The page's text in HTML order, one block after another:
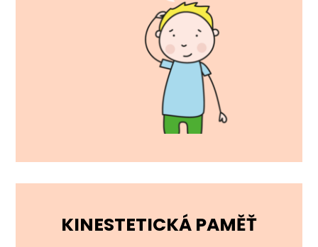
KINESTETICKÁ PAMĚŤ